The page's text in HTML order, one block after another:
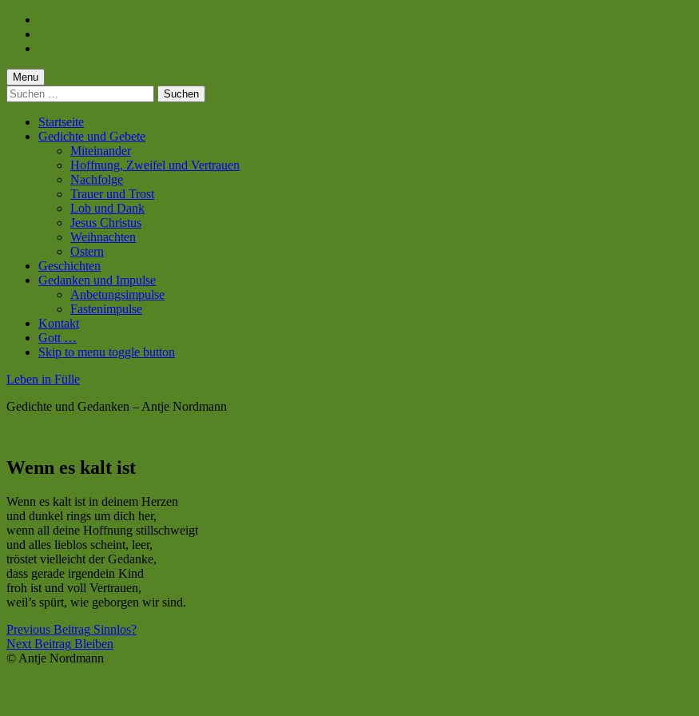
content
footer
Menu
Suchen
nach:
Startseite
Gedichte und Gebete
Miteinander
Hoffnung, Zweifel und Vertrauen
Nachfolge
Trauer und Trost
Lob und Dank
Jesus Christus
Weihnachten
Ostern
Geschichten
Gedanken und Impulse
Anbetungsimpulse
Fastenimpulse
Kontakt
Gott …
Skip to menu toggle button
Leben in Fülle
Gedichte und Gedanken – Antje Nordmann
Wenn es kalt ist
Wenn es kalt ist in deinem Herzen
und dunkel rings um dich her,
wenn all deine Hoffnung stillschweigt
und alles lieblos scheint, leer,
tröstet vielleicht der Gedanke,
dass gerade irgendein Kind
froh ist und voll Vertrauen,
weil’s spürt, wie geborgen wir sind.
Skip
back
to
Post
navigation
Previous Beitrag Sinnlos?
Next Beitrag Bleiben
© Antje Nordmann